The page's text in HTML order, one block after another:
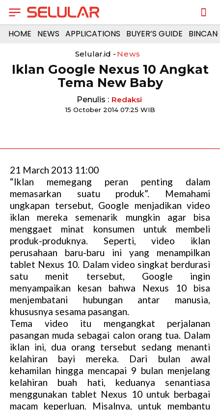
HOME NEWS APPLICATIONS BUYER’S GUIDE
Selular.id - News
Iklan Google Nexus 10 Angkat
Tema New Baby
Penulis : Redaksi
15 October 2014 07:25 WIB
21 March 2013 11:00
“Iklan memegang peran penting dalam
memasarkan suatu produk”. Memahami
ungkapan tersebut, Google menjadikan video
iklan mereka semenarik mungkin agar bisa
menggaet minat konsumen untuk membeli
produk-produknya. Seperti, video iklan
perusahaan baru-baru ini yang menampilkan
tablet Nexus 10. Dalam video singkat berdurasi
satu menit tersebut, Google ingin
menyampaikan kesan bahwa Nexus 10 bisa
menjembatani hubungan antar manusia,
khususnya sesama pasangan.
Tema video itu mengangkat perjalanan
pasangan muda sebagai calon orang tua. Dalam
iklan ini, dua orang tersebut sedang menanti
kelahiran bayi mereka. Dari bulan awal
kehamilan hingga mencapai 9 bulan menjelang
kelahiran buah hati, keduanya senantiasa
menggunakan tablet Nexus 10 untuk berbagai
macam keperluan. Misalnya, untuk membantu